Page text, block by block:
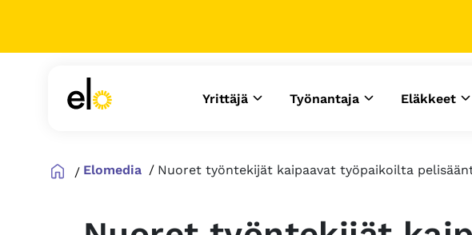
Yrittäjä Työnantaja Eläkkeet
Elomedia Nuoret työntekijät kaipaavat työpaikoilta